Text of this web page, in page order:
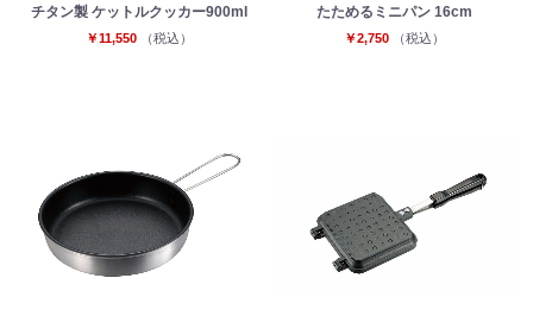
チタン製 ケットルクッカー900ml
￥11,550 （税込）
たためるミニパン 16cm
￥2,750 （税込）